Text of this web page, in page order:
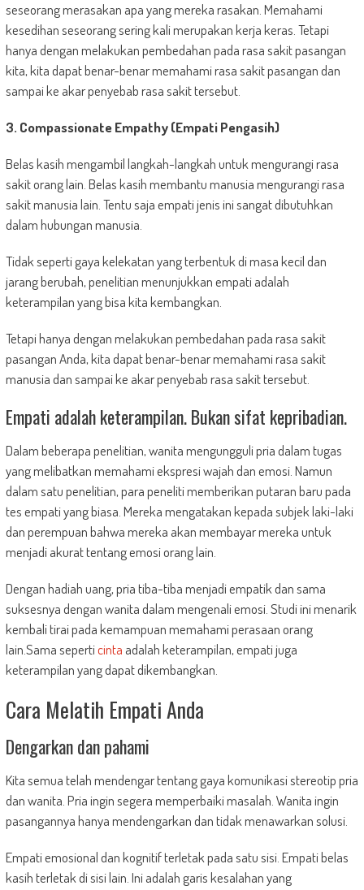
seseorang merasakan apa yang mereka rasakan. Memahami
kesedihan seseorang sering kali merupakan kerja keras. Tetapi
hanya dengan melakukan pembedahan pada rasa sakit pasangan
kita, kita dapat benar-benar memahami rasa sakit pasangan dan
sampai ke akar penyebab rasa sakit tersebut.
3. Compassionate Empathy (Empati Pengasih)
Belas kasih mengambil langkah-langkah untuk mengurangi rasa
sakit orang lain. Belas kasih membantu manusia mengurangi rasa
sakit manusia lain. Tentu saja empati jenis ini sangat dibutuhkan
dalam hubungan manusia.
Tidak seperti gaya kelekatan yang terbentuk di masa kecil dan
jarang berubah, penelitian menunjukkan empati adalah
keterampilan yang bisa kita kembangkan.
Tetapi hanya dengan melakukan pembedahan pada rasa sakit
pasangan Anda, kita dapat benar-benar memahami rasa sakit
manusia dan sampai ke akar penyebab rasa sakit tersebut.
Empati adalah keterampilan. Bukan sifat kepribadian.
Dalam beberapa penelitian, wanita mengungguli pria dalam tugas
yang melibatkan memahami ekspresi wajah dan emosi. Namun
dalam satu penelitian, para peneliti memberikan putaran baru pada
tes empati yang biasa. Mereka mengatakan kepada subjek laki-laki
dan perempuan bahwa mereka akan membayar mereka untuk
menjadi akurat tentang emosi orang lain.
Dengan hadiah uang, pria tiba-tiba menjadi empatik dan sama
suksesnya dengan wanita dalam mengenali emosi. Studi ini menarik
kembali tirai pada kemampuan memahami perasaan orang
lain.Sama seperticinta adalah keterampilan, empati juga
keterampilan yang dapat dikembangkan.
Cara Melatih Empati Anda
Dengarkan dan pahami
Kita semua telah mendengar tentang gaya komunikasi stereotip pria
dan wanita. Pria ingin segera memperbaiki masalah. Wanita ingin
pasangannya hanya mendengarkan dan tidak menawarkan solusi.
Empati emosional dan kognitif terletak pada satu sisi. Empati belas
kasih terletak di sisi lain. Ini adalah garis kesalahan yang